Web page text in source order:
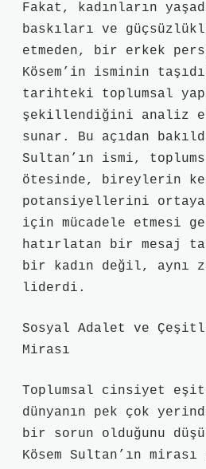
Fakat, kadınların
baskıları ve
etmeden, bir erkek
Kösem’in isminin
tarihteki toplumsal
şekillendiğini analiz
sunar. Bu açıdan
Sultan’ın ismi,
ötesinde, bireylerin
potansiyellerini ortaya
için mücadele etmesi
hatırlatan bir mesaj
bir kadın değil, aynı
liderdi.
Sosyal Adalet ve
Mirası
Toplumsal cinsiyet
dünyanın pek çok
bir sorun olduğunu
Kösem Sultan’ın mirası